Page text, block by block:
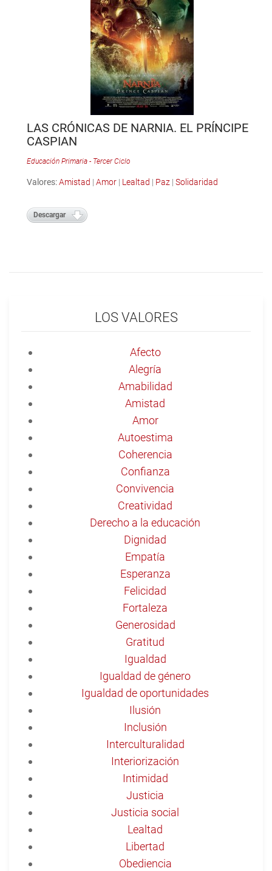
LAS CRÓNICAS DE NARNIA. EL PRÍNCIPE
CASPIAN
Educación Primaria - Tercer Ciclo
Valores:Amistad | Amor| Lealtad | Paz| Solidaridad
Descargar
LOS VALORES
Afecto
Alegría
Amabilidad
Amistad
Amor
Autoestima
Coherencia
Confianza
Convivencia
Creatividad
Derecho a la educación
Dignidad
Empatía
Esperanza
Felicidad
Fortaleza
Generosidad
Gratitud
Igualdad
Igualdad de género
Igualdad de oportunidades
Ilusión
Inclusión
Interculturalidad
Interiorización
Intimidad
Justicia
Justicia social
Lealtad
Libertad
Obediencia